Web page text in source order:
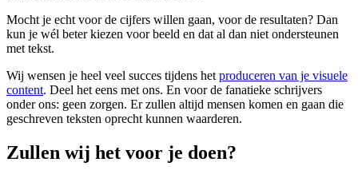
Mocht je echt voor de cijfers willen gaan, voor de resultaten? Dan
kun je wél beter kiezen voor beeld en dat al dan niet ondersteunen
met tekst.
Wij wensen je heel veel succes tijdens het produceren van je visuele
content. Deel het eens met ons. En voor de fanatieke schrijvers
onder ons: geen zorgen. Er zullen altijd mensen komen en gaan die
geschreven teksten oprecht kunnen waarderen.
Zullen wij het voor je doen?